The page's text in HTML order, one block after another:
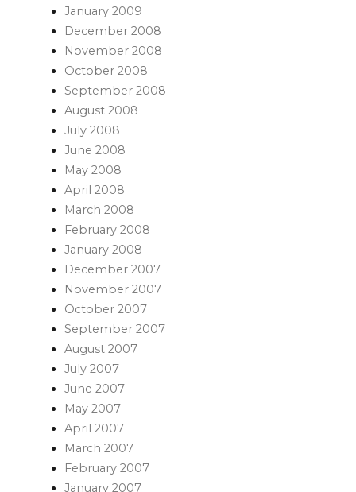
January 2009
December 2008
November 2008
October 2008
September 2008
August 2008
July 2008
June 2008
May 2008
April 2008
March 2008
February 2008
January 2008
December 2007
November 2007
October 2007
September 2007
August 2007
July 2007
June 2007
May 2007
April 2007
March 2007
February 2007
January 2007